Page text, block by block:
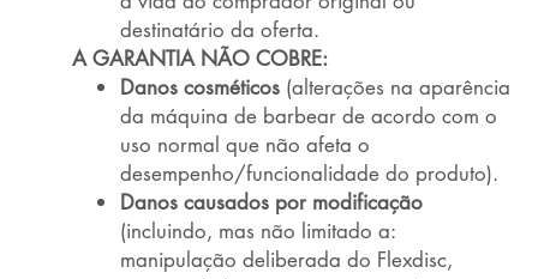
destinatário da oferta.
A GARANTIA NÃO COBRE:
Danos cosméticos (alterações na aparência
da máquina de barbear de acordo com o
uso normal que não afeta o
desempenho/funcionalidade do produto).
Danos causados por modificação
(incluindo, mas não limitado a:
manipulação deliberada do Flexdisc,